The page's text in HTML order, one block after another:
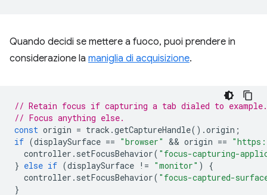
Quando decidi se mettere a fuoco, puoi prendere in
considerazione la maniglia di acquisizione.
// Retain focus if capturing a tab dialed to
// Focus anything else.
const origin = track .getCaptureHandle().origin ;
if (displaySurface == "browser" && origin ==
controller . setFocusBehavior( "focus-capturing-
} else if (displaySurface != "monitor" )
{
controller . setFocusBehavior( "focus-captured-
}